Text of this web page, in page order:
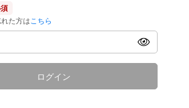
た方は こちら
ログイン